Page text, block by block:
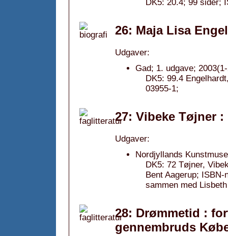
DK5: 20.4; 99 sider;
26: Maja Lisa
Udgaver:
Gad; 1. udgave;
DK5: 99.4
03955-1;
27: Vibeke Tøjner
Udgaver:
Nordjyllands
DK5: 72 Tøjner,
Bent Aagerup;
sammen med
28: Drømmetid :
gennembruds